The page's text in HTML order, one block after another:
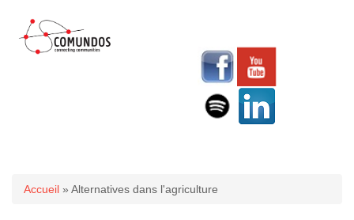
Vous êtes ici
Accueil » Alternatives dans l'agriculture